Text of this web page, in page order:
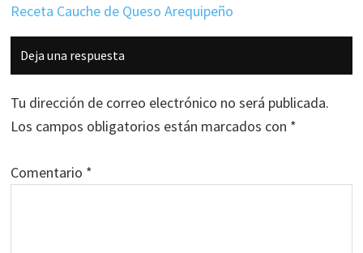
Receta Cauche de Queso Arequipeño
Interacciones
con
los
lectores
Deja una respuesta
Tu dirección de correo electrónico no será publicada.
Los campos obligatorios están marcados con *
Comentario *